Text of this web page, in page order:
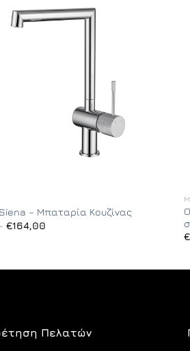
– Μπαταρία Κουζίνας
€164,00
€
Πελατών